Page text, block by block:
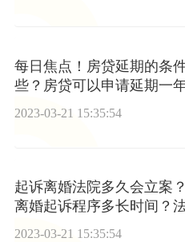
每日焦点！房贷延期的条
些？房贷可以申请延期一
2023-03-21 15:35:54
起诉离婚法院多久会立案
离婚起诉程序多长时间？
婚程序是什么？
2023-03-21 15:35:54